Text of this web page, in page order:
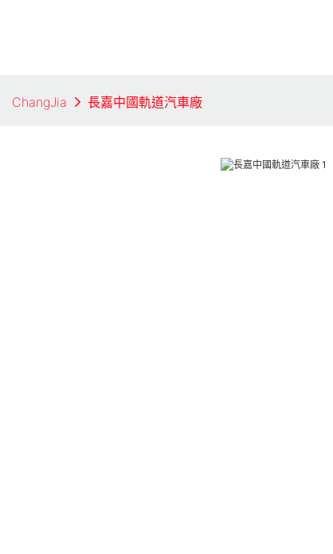
ChangJia 長嘉中國軌道汽車廠